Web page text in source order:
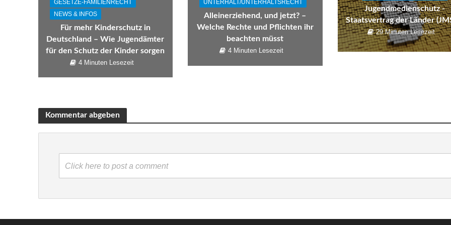
GESETZE-FAMILIENRECHT
NEWS & INFOS
Für mehr Kinderschutz in
Deutschland – Wie Jugendämter
für den Schutz der Kinder sorgen
4 Minuten Lesezeit
UNTERHALT/UNTERHALTSRECHT
Alleinerziehend, und jetzt? –
Welche Rechte und Pflichten ihr
beachten müsst
4 Minuten Lesezeit
Jugendmedienschutz ­
Staatsvertrag der Länder
29 Minuten Lesezeit
Kommentar abgeben
Click here to post a comment